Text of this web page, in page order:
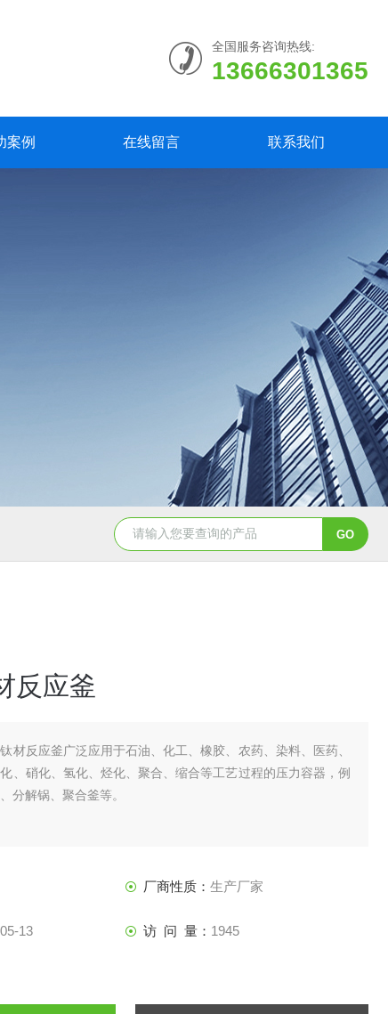
全国服务咨询热线:
13666301365
案例 在线留言 联系我们
GSH-0.5L0.5L不锈钢磁力密封聚酯反应釜
反应釜
材反应釜广泛应用于石油、化工、橡胶、农药、染料、医药、
、硝化、氢化、烃化、聚合、缩合等工艺过程的压力容器，例
分解锅、聚合釜等。
厂商性质： 生产厂家
13 访 问 量： 1945